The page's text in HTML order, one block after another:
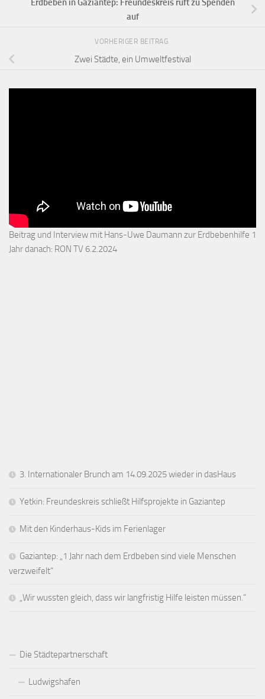
Erdbeben in Gaziantep: Freundeskreis ruft zu Spenden
auf
VORHERIGER BEITRAG
Zwei Städte, ein Umweltfestival
Beitrag und Interview mit Hans-Uwe Daumann zur Erdbebenhilfe 1
Jahr danach: RON TV 6.2.2024
3. Internationaler Brunch am 14.09.2025 wieder in dasHaus
Yetkin: Freundeskreis schließt Hilfsprojekte in Gaziantep
Mit den Kinderhaus-Kids im Ferienlager
Gaziantep: „1 Jahr nach dem Erdbeben sind viele Menschen
verzweifelt“
„Wir wussten gleich, dass wir langfristig Hilfe leisten müssen.“
Die Städtepartnerschaft
Ludwigshafen